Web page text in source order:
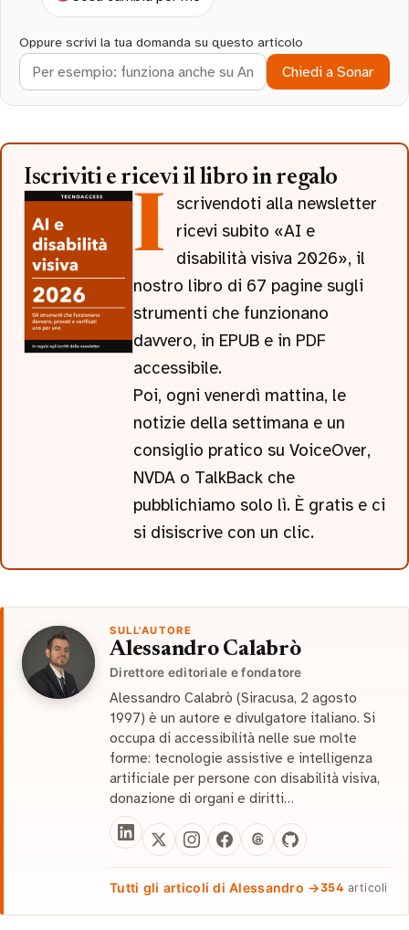
Oppure scrivi la tua domanda su questo articolo
Chiedi a Sonar
Iscriviti e ricevi il libro in regalo
Iscrivendoti alla newsletter
ricevi subito «AI e
disabilità visiva 2026», il
nostro libro di 67 pagine sugli
strumenti che funzionano
davvero, in EPUB e in PDF
accessibile.
Poi, ogni venerdì mattina, le
notizie della settimana e un
consiglio pratico su VoiceOver,
NVDA o TalkBack che
pubblichiamo solo lì. È gratis e ci
si disiscrive con un clic.
SULL'AUTORE
Alessandro Calabrò
Direttore editoriale e fondatore
Alessandro Calabrò (Siracusa, 2 agosto
1997) è un autore e divulgatore italiano. Si
occupa di accessibilità nelle sue molte
forme: tecnologie assistive e intelligenza
artificiale per persone con disabilità visiva,
donazione di organi e diritti…
Tutti gli articoli di Alessandro →354 articoli